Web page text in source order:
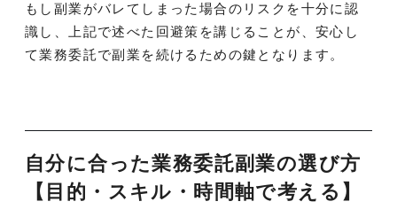
もし副業がバレてしまった場合のリスクを十分に認
識し、上記で述べた回避策を講じることが、安心し
て業務委託で副業を続けるための鍵となります。
自分に合った業務委託副業の選び方
【目的・スキル・時間軸で考える】